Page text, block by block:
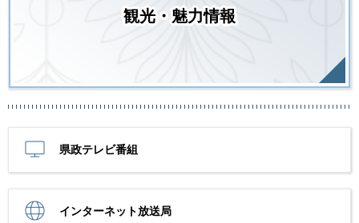
観光・魅力情報
県政テレビ番組
インターネット放送局